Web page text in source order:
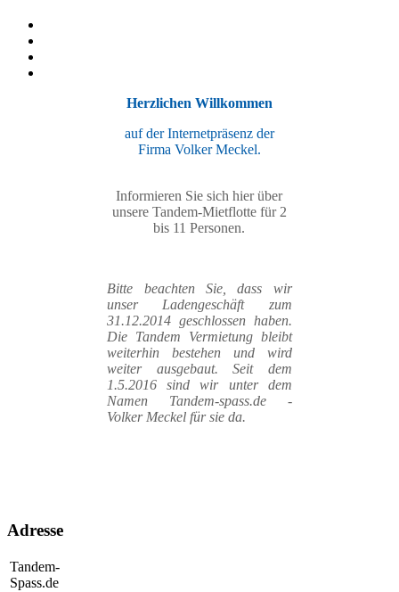
Herzlichen Willkommen
auf der Internetpräsenz der
Firma Volker Meckel.
Informieren Sie sich hier über
unsere Tandem-Mietflotte für 2
bis 11 Personen.
Bitte beachten Sie, dass wir
unser Ladengeschäft zum
31.12.2014 geschlossen haben.
Die Tandem Vermietung bleibt
weiterhin bestehen und wird
weiter ausgebaut. Seit dem
1.5.2016 sind wir unter dem
Namen Tandem-spass.de -
Volker Meckel für sie da.
Adresse
Tandem-
Spass.de